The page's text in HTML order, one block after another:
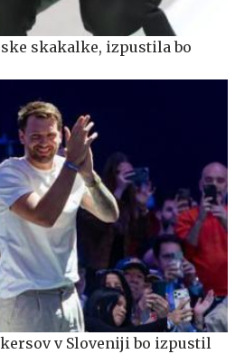
skakalke, izpustila bo
v Sloveniji bo izpustil